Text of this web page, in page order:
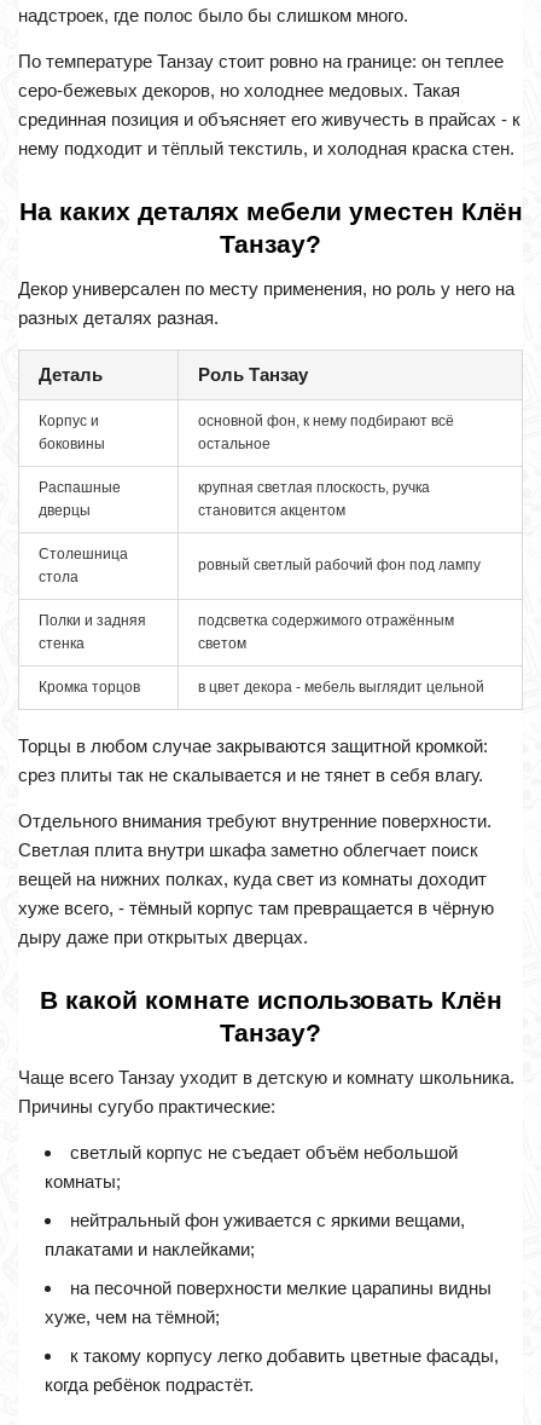
надстроек, где полос было бы слишком много.
По температуре Танзау стоит ровно на границе: он теплее
серо-бежевых декоров, но холоднее медовых. Такая
срединная позиция и объясняет его живучесть в прайсах - к
нему подходит и тёплый текстиль, и холодная краска стен.
На каких деталях мебели уместен Клён
Танзау?
Декор универсален по месту применения, но роль у него на
разных деталях разная.
Деталь Роль Танзау
Корпус и
боковины
основной фон, к нему подбирают всё
остальное
Распашные
дверцы
крупная светлая плоскость, ручка
становится акцентом
Столешница
стола
ровный светлый рабочий фон под лампу
Полки и задняя
стенка
подсветка содержимого отражённым
светом
Кромка торцов в цвет декора - мебель выглядит цельной
Торцы в любом случае закрываются защитной кромкой:
срез плиты так не скалывается и не тянет в себя влагу.
Отдельного внимания требуют внутренние поверхности.
Светлая плита внутри шкафа заметно облегчает поиск
вещей на нижних полках, куда свет из комнаты доходит
хуже всего, - тёмный корпус там превращается в чёрную
дыру даже при открытых дверцах.
В какой комнате использовать Клён
Танзау?
Чаще всего Танзау уходит в детскую и комнату школьника.
Причины сугубо практические:
светлый корпус не съедает объём небольшой
комнаты;
нейтральный фон уживается с яркими вещами,
плакатами и наклейками;
на песочной поверхности мелкие царапины видны
хуже, чем на тёмной;
к такому корпусу легко добавить цветные фасады,
когда ребёнок подрастёт.